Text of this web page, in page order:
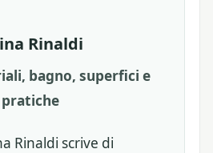
Rinaldi
bagno, superfici e
Rinaldi scrive di